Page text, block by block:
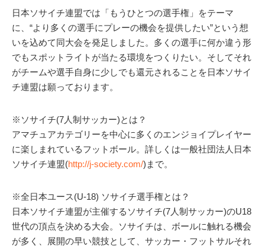
日本ソサイチ連盟では「もうひとつの選手権」をテーマ
に、“より多くの選手にプレーの機会を提供したい”という想
いを込めて同大会を発足しました。多くの選手に何か違う形
でもスポットライトが当たる環境をつくりたい。そしてそれ
がチームや選手自身に少しでも還元されることを日本ソサイ
チ連盟は願っております。
※ソサイチ(7人制サッカー)とは？
アマチュアカテゴリーを中心に多くのエンジョイプレイヤー
に楽しまれているフットボール。詳しくは一般社団法人日本
ソサイチ連盟(http://j-society.com/)まで。
※全日本ユース(U-18) ソサイチ選手権とは？
日本ソサイチ連盟が主催するソサイチ(7人制サッカー)のU18
世代の頂点を決める大会。ソサイチは、ボールに触れる機会
が多く、展開の早い競技として、サッカー・フットサルそれ